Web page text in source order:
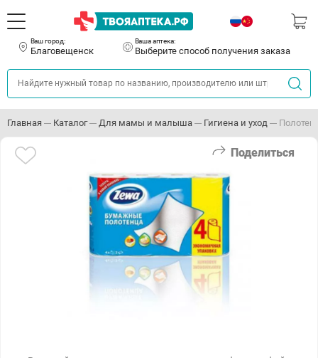
Ваш город:
Благовещенск
Ваша аптека:
Выберите способ получения заказа
Главная Каталог Для мамы и малыша Гигиена и уход
Поделиться